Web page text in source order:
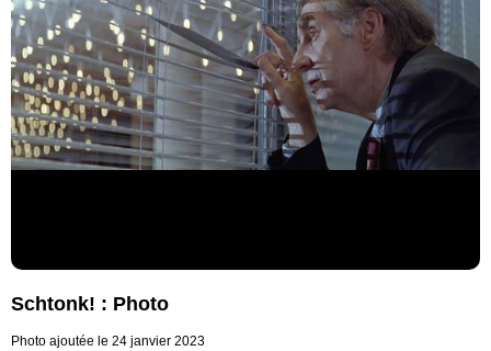
Schtonk! : Photo
Photo ajoutée le 24 janvier 2023